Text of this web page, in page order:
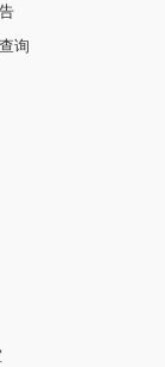
询